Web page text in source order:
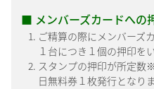
■ メンバーズカードへの
ご精算の際にメンバーズ
１台につき１個の押印を
スタンプの押印が所定数
日無料券１枚発行となり